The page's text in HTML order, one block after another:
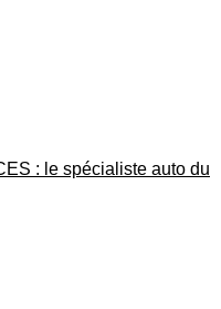
: le spécialiste auto du